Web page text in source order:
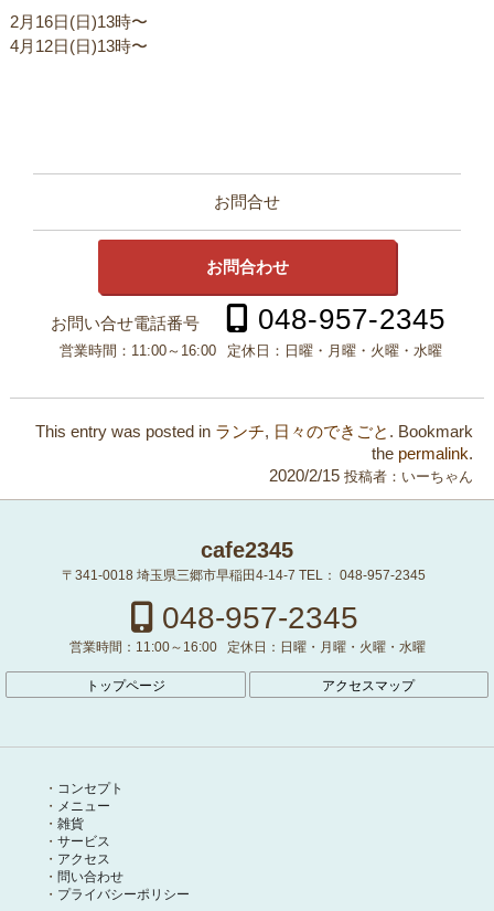
2月16日(日)13時〜
4月12日(日)13時〜
お問合せ
お問合わせ
お問い合せ電話番号 048-957-2345
営業時間： 11:00～16:00 定休日： 日曜・月曜・火曜・水曜
This entry was posted in ランチ, 日々のできごと . Bookmark
the permalink.
2020/2/15 投稿者： いーちゃん
cafe2345
〒341-0018 埼玉県三郷市早稲田4-14-7 TEL： 048-957-2345
048-957-2345
営業時間： 11:00～16:00 定休日： 日曜・月曜・火曜・水曜
トップページ アクセスマップ
コンセプト
メニュー
雑貨
サービス
アクセス
問い合わせ
プライバシーポリシー